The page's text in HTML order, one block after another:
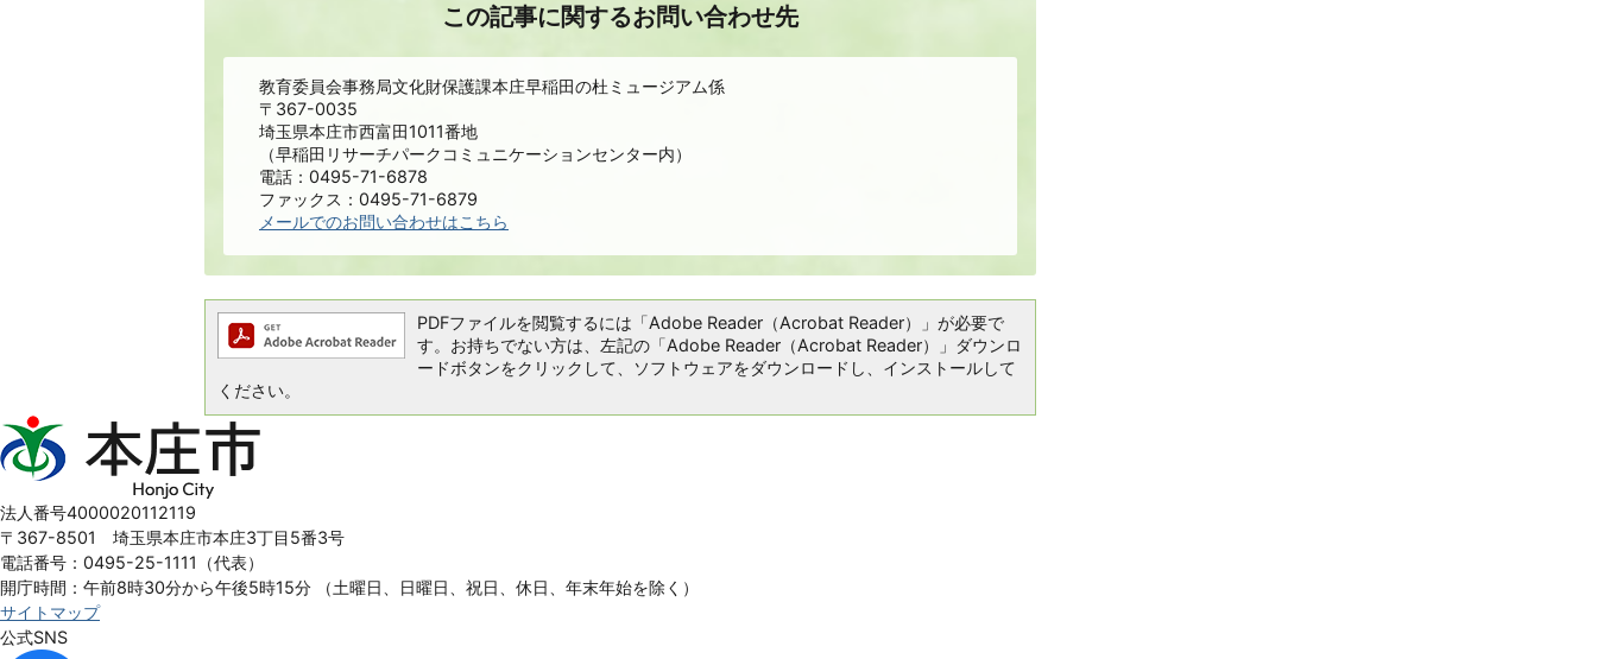
この記事に関するお問い合わせ先
教育委員会事務局文化財保護課本庄早稲田の杜ミュージアム係
〒367-0035
埼玉県本庄市西富田1011番地
（早稲田リサーチパークコミュニケーションセンター内）
電話：0495-71-6878
ファックス：0495-71-6879
メールでのお問い合わせはこちら
PDFファイルを閲覧するには「Adobe Reader（Acrobat Reader）」が必要で
す。お持ちでない方は、左記の「Adobe Reader（Acrobat Reader）」ダウンロ
ードボタンをクリックして、ソフトウェアをダウンロードし、インストールして
ください。
本
庄
Honjo
City
法人番号4000020112119
〒367-8501 埼玉県本庄市本庄3丁目5番3号
電話番号：0495-25-1111（代表）
開庁時間：午前8時30分から午後5時15分
（土曜日、日曜日、祝日、休日、年末年始を除く）
サイトマップ
公式SNS